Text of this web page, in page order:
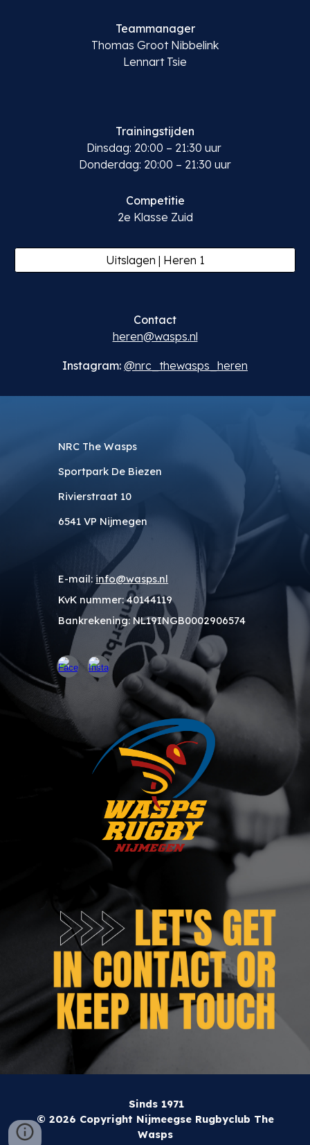
Teammanager
Thomas Groot Nibbelink
Lennart Tsie
Trainingstijden
Dinsdag: 20:00 – 21:30 uur
Donderdag: 20:00 – 21:30 uur
Competitie
2e Klasse Zuid
Uitslagen | Heren 1
Contact
heren@wasps.nl
Instagram: @nrc_thewasps_heren
NRC The Wasps
Sportpark De Biezen
Rivierstraat 10
6541 VP Nijmegen
E-mail:info@wasps.nl
KvK nummer: 40144119
Bankrekening: NL19INGB0002906574
Sinds 1971
© 2026 Copyright Nijmeegse Rugbyclub The
Wasps